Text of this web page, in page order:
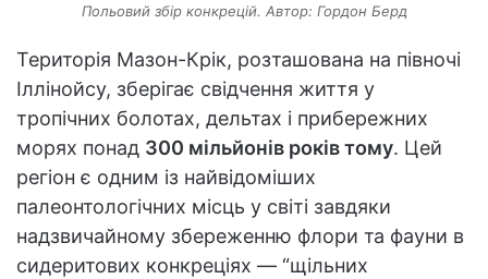
Польовий збір конкрецій. Автор: Гордон Берд
Територія Мазон-Крік, розташована на півночі
Іллінойсу, зберігає свідчення життя у
тропічних болотах, дельтах і прибережних
морях понад 300 мільйонів років тому. Цей
регіон є одним із найвідоміших
палеонтологічних місць у світі завдяки
надзвичайному збереженню флори та фауни в
сидеритових конкреціях — “щільних